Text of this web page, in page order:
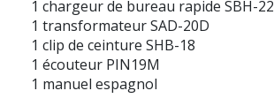
1 chargeur de bureau rapide SBH-22
1 transformateur SAD-20D
1 clip de ceinture SHB-18
1 écouteur PIN19M
1 manuel espagnol